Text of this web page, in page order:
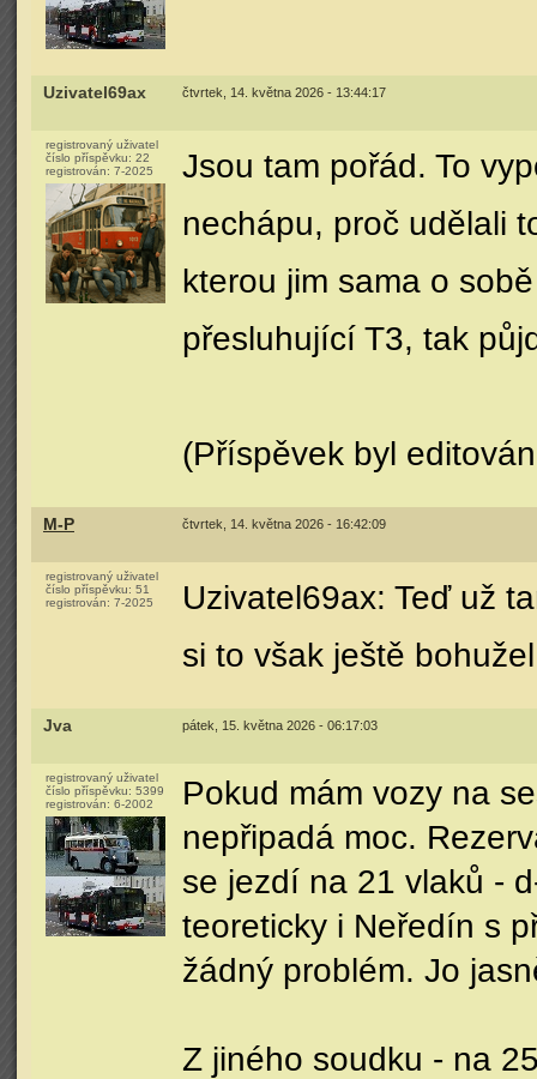
Uzivatel69ax čtvrtek, 14. května 2026 - 13:44:17
registrovaný uživatel
číslo příspěvku: 22
registrován: 7-2025
Jsou tam pořád. To
nechápu, proč udělali
kterou jim sama o
přesluhující T3, tak
(Příspěvek byl
M-P čtvrtek, 14. května 2026 - 16:42:09
registrovaný uživatel
číslo příspěvku: 51
registrován: 7-2025
Uzivatel69ax: Teď už
si to však ještě
Jva pátek, 15. května 2026 - 06:17:03
registrovaný uživatel
číslo příspěvku: 5399
registrován: 6-2002
Pokud mám vozy na
nepřipadá moc.
se jezdí na 21 vlaků -
teoreticky i Neředín s
žádný problém. Jo
Z jiného soudku - na